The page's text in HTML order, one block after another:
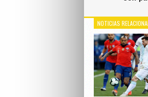
NOTICIAS